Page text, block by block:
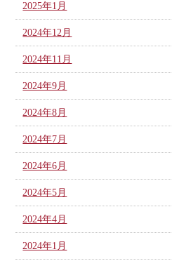
2025年1月
2024年12月
2024年11月
2024年9月
2024年8月
2024年7月
2024年6月
2024年5月
2024年4月
2024年1月